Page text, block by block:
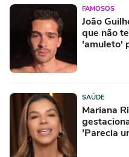
FAMOSOS
João
que não
'amuleto'
SAÚDE
Mariana
'Parecia